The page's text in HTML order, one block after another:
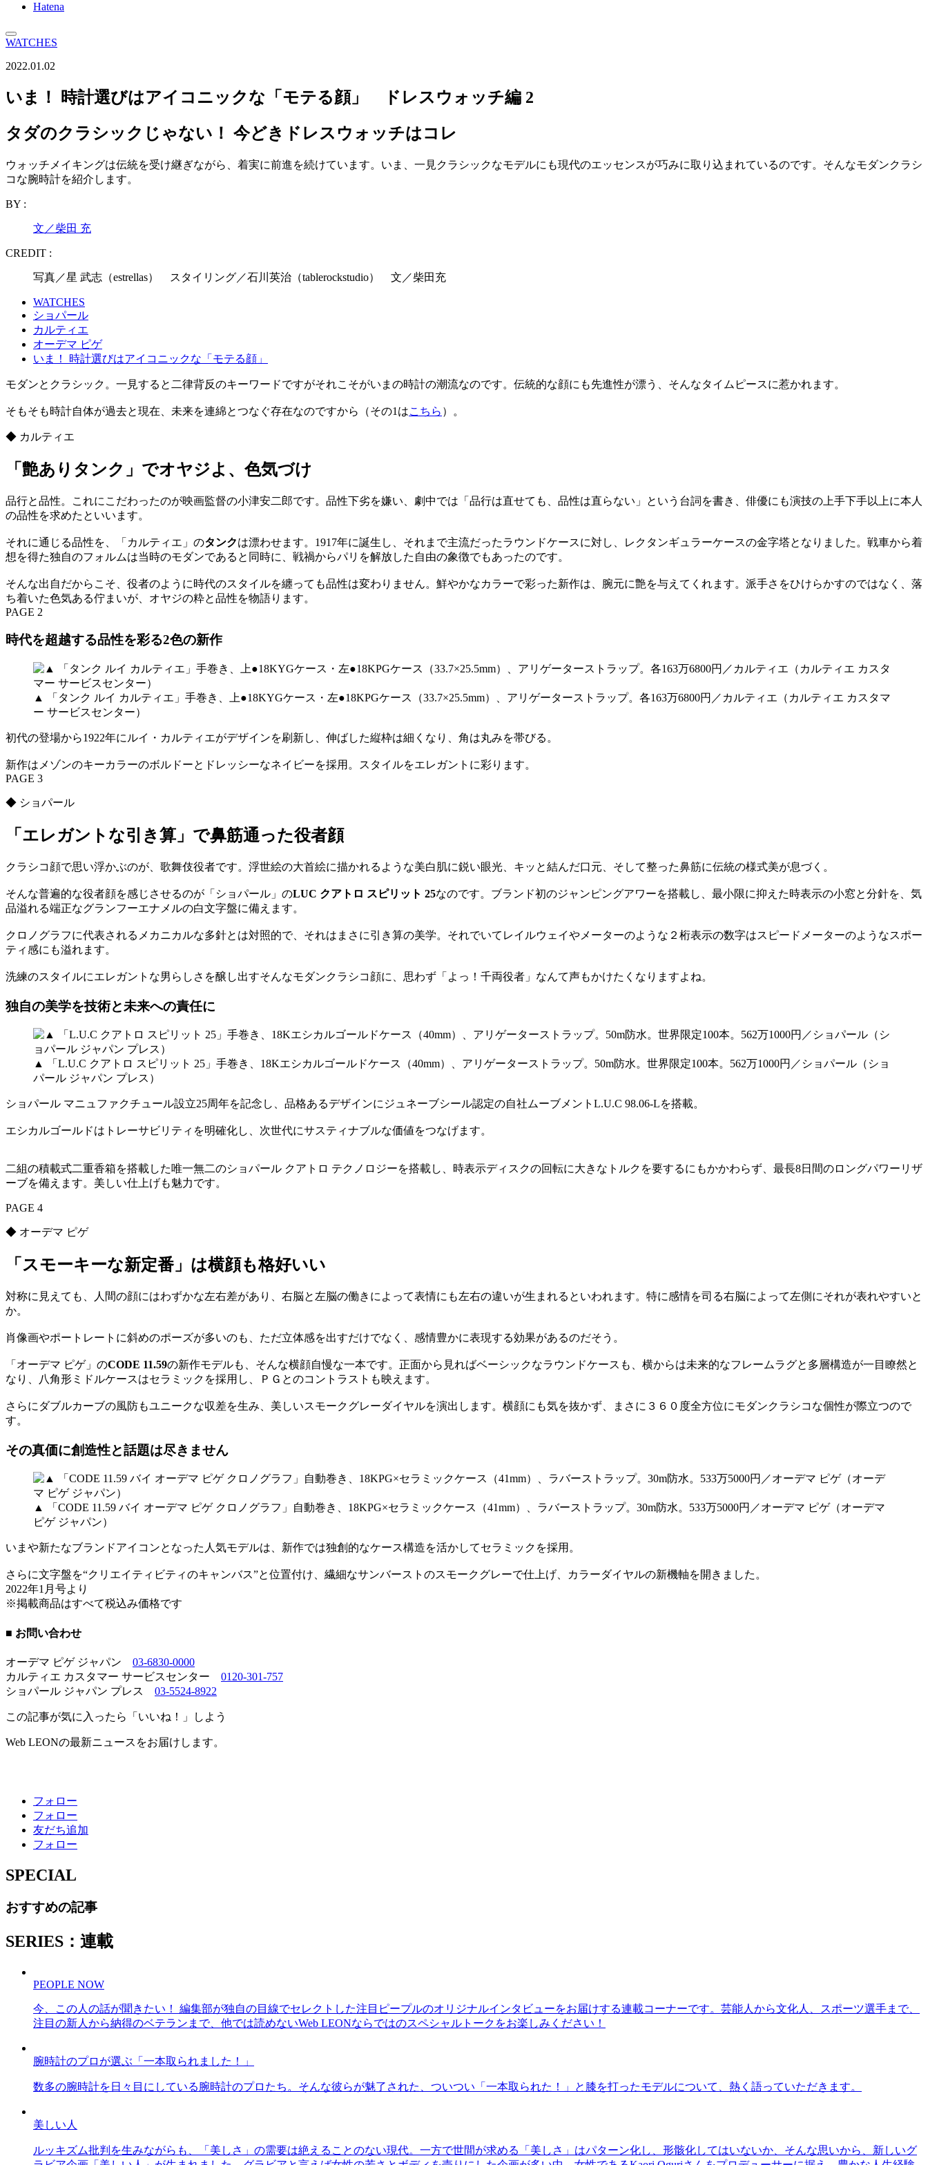
Hatena
WATCHES
2022.01.02
いま！ 時計選びはアイコニックな「モテる顔」 ドレスウォッチ編 2
タダのクラシックじゃない！ 今どきドレスウォッチはコレ
ウォッチメイキングは伝統を受け継ぎながら、着実に前進を続けています。いま、一見クラシックなモデルにも現代のエッセンスが巧みに取り込まれているのです。そんなモダンクラシ
コな腕時計を紹介します。
BY :
文／柴田 充
CREDIT :
写真／星 武志（estrellas） スタイリング／石川英治（tablerockstudio） 文／柴田充
WATCHES
ショパール
カルティエ
オーデマ ピゲ
いま！ 時計選びはアイコニックな「モテる顔」
モダンとクラシック。一見すると二律背反のキーワードですがそれこそがいまの時計の潮流なのです。伝統的な顔にも先進性が漂う、そんなタイムピースに惹かれます。
そもそも時計自体が過去と現在、未来を連綿とつなぐ存在なのですから（その1はこちら ）。
◆ カルティエ
「艶ありタンク」でオヤジよ、色気づけ
品行と品性。これにこだわったのが映画監督の小津安二郎です。品性下劣を嫌い、劇中では「品行は直せても、品性は直らない」という台詞を書き、俳優にも演技の上手下手以上に本人
の品性を求めたといいます。
それに通じる品性を、「カルティエ」のタンクは漂わせます。1917年に誕生し、それまで主流だったラウンドケースに対し、レクタンギュラーケースの金字塔となりました。戦車から着
想を得た独自のフォルムは当時のモダンであると同時に、戦禍からパリを解放した自由の象徴でもあったのです。
そんな出自だからこそ、役者のように時代のスタイルを纏っても品性は変わりません。鮮やかなカラーで彩った新作は、腕元に艶を与えてくれます。派手さをひけらかすのではなく、落
ち着いた色気ある佇まいが、オヤジの粋と品性を物語ります。
PAGE 2
時代を超越する品性を彩る2色の新作
▲ 「タンク ルイ カルティエ」手巻き、上●18KYGケース・左●18KPGケース（33.7×25.5mm）、アリゲーターストラップ。各163万6800円／カルティエ（カルティエ カスタマ
ー サービスセンター）
初代の登場から1922年にルイ・カルティエがデザインを刷新し、伸ばした縦枠は細くなり、角は丸みを帯びる。
新作はメゾンのキーカラーのボルドーとドレッシーなネイビーを採用。スタイルをエレガントに彩ります。
PAGE 3
◆ ショパール
「エレガントな引き算」で鼻筋通った役者顔
クラシコ顔で思い浮かぶのが、歌舞伎役者です。浮世絵の大首絵に描かれるような美白肌に鋭い眼光、キッと結んだ口元、そして整った鼻筋に伝統の様式美が息づく。
そんな普遍的な役者顔を感じさせるのが「ショパール」のLUC クアトロ スピリット 25なのです。ブランド初のジャンピングアワーを搭載し、最小限に抑えた時表示の小窓と分針を、気
品溢れる端正なグランフーエナメルの白文字盤に備えます。
クロノグラフに代表されるメカニカルな多針とは対照的で、それはまさに引き算の美学。それでいてレイルウェイやメーターのような２桁表示の数字はスピードメーターのようなスポー
ティ感にも溢れます。
洗練のスタイルにエレガントな男らしさを醸し出すそんなモダンクラシコ顔に、思わず「よっ！千両役者」なんて声もかけたくなりますよね。
独自の美学を技術と未来への責任に
▲ 「L.U.C クアトロ スピリット 25」手巻き、18Kエシカルゴールドケース（40mm）、アリゲーターストラップ。50m防水。世界限定100本。562万1000円／ショパール（ショ
パール ジャパン プレス）
ショパール マニュファクチュール設立25周年を記念し、品格あるデザインにジュネーブシール認定の自社ムーブメントL.U.C 98.06-Lを搭載。
エシカルゴールドはトレーサビリティを明確化し、次世代にサスティナブルな価値をつなげます。
二組の積載式二重香箱を搭載した唯一無二のショパール クアトロ テクノロジーを搭載し、時表示ディスクの回転に大きなトルクを要するにもかかわらず、最長8日間のロングパワーリザ
ーブを備えます。美しい仕上げも魅力です。
PAGE 4
◆ オーデマ ピゲ
「スモーキーな新定番」は横顔も格好いい
対称に見えても、人間の顔にはわずかな左右差があり、右脳と左脳の働きによって表情にも左右の違いが生まれるといわれます。特に感情を司る右脳によって左側にそれが表れやすいと
か。
肖像画やポートレートに斜めのポーズが多いのも、ただ立体感を出すだけでなく、感情豊かに表現する効果があるのだそう。
「オーデマ ピゲ」のCODE 11.59の新作モデルも、そんな横顔自慢な一本です。正面から見ればベーシックなラウンドケースも、横からは未来的なフレームラグと多層構造が一目瞭然と
なり、八角形ミドルケースはセラミックを採用し、ＰＧとのコントラストも映えます。
さらにダブルカーブの風防もユニークな収差を生み、美しいスモークグレーダイヤルを演出します。横顔にも気を抜かず、まさに３６０度全方位にモダンクラシコな個性が際立つので
す。
その真価に創造性と話題は尽きません
▲ 「CODE 11.59 バイ オーデマ ピゲ クロノグラフ」自動巻き、18KPG×セラミックケース（41mm）、ラバーストラップ。30m防水。533万5000円／オーデマ ピゲ（オーデマ
ピゲ ジャパン）
いまや新たなブランドアイコンとなった人気モデルは、新作では独創的なケース構造を活かしてセラミックを採用。
さらに文字盤を“クリエイティビティのキャンバス”と位置付け、繊細なサンバーストのスモークグレーで仕上げ、カラーダイヤルの新機軸を開きました。
2022年1月号より
※掲載商品はすべて税込み価格です
■ お問い合わせ
オーデマ ピゲ ジャパン 03-6830-0000
カルティエ カスタマー サービスセンター 0120-301-757
ショパール ジャパン プレス 03-5524-8922
この記事が気に入ったら「いいね！」しよう
Web LEONの最新ニュースをお届けします。
フォロー
フォロー
友だち追加
フォロー
SPECIAL
おすすめの記事
SERIES：連載
PEOPLE NOW
今、この人の話が聞きたい！ 編集部が独自の目線でセレクトした注目ピープルのオリジナルインタビューをお届けする連載コーナーです。芸能人から文化人、スポーツ選手まで、
注目の新人から納得のベテランまで、他では読めないWeb LEONならではのスペシャルトークをお楽しみください！
腕時計のプロが選ぶ「一本取られました！」
数多の腕時計を日々目にしている腕時計のプロたち。そんな彼らが魅了された、ついつい「一本取られた！」と膝を打ったモデルについて、熱く語っていただきます。
美しい人
ルッキズム批判を生みながらも、「美しさ」の需要は絶えることのない現代。一方で世間が求める「美しさ」はパターン化し、形骸化してはいないか、そんな思いから、新しいグ